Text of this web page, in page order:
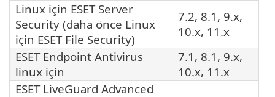
Linux için ESET Server
Security (daha önce Linux
için ESET File Security)
7.2, 8.1, 9.x,
10.x, 11.x
ESET Endpoint Antivirus
linux için
7.1, 8.1, 9.x,
10.x, 11.x
ESET LiveGuard Advanced